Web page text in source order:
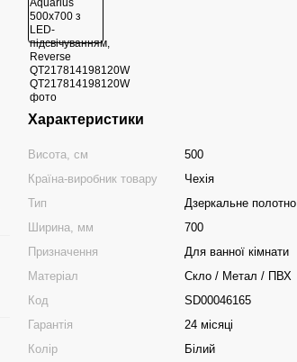
Характеристики
Висота, см
500
Країна-виробник товару
Чехія
Тип
Дзеркальне полотно
Ширина, мм
700
Призначення
Для ванної кімнати
Матеріал
Скло / Метал / ПВХ
Код
SD00046165
Гарантія
24 місяці
Колір
Білий